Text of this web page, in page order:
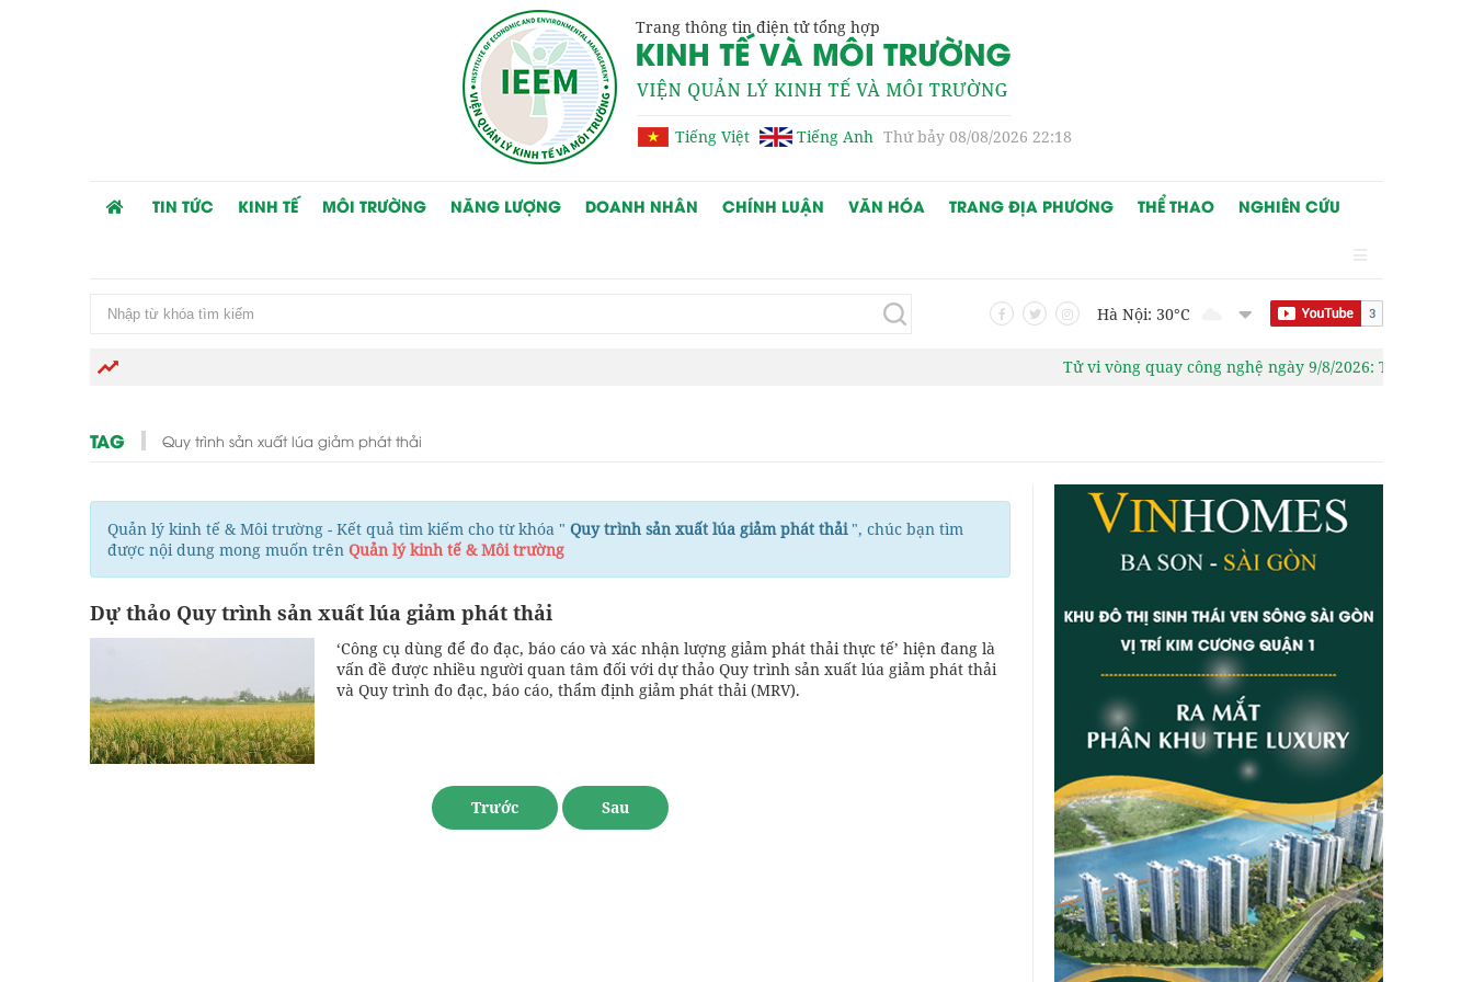
Trang thông tin điện tử tổng hợp
Tiếng Việt Tiếng Anh Thứ bảy 08/08/2026 22:18
TIN TỨC KINH TẾ MÔI TRƯỜNG NĂNG LƯỢNG DOANH NHÂN CHÍNH LUẬN VĂN HÓA TRANG ĐỊA PHƯƠNG THỂ THAO NGHIÊN CỨU
Hà Nội: 30°C
Tử vi vòng quay công nghệ ngày 9/8/2026: Tuổi Mão
TAG Quy trình sản xuất lúa giảm phát thải
Quản lý kinh tế & Môi trường - Kết quả tìm kiếm cho từ khóa " Quy trình sản xuất lúa giảm phát thải", chúc bạn tìm
được nội dung mong muốn trên Quản lý kinh tế & Môi trường
Dự thảo Quy trình sản xuất lúa giảm phát thải
‘Công cụ dùng để đo đạc, báo cáo và xác nhận lượng giảm phát thải thực tế’ hiện đang là
vấn đề được nhiều người quan tâm đối với dự thảo Quy trình sản xuất lúa giảm phát thải
và Quy trình đo đạc, báo cáo, thẩm định giảm phát thải (MRV).
Trước Sau